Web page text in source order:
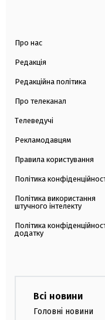
Про нас
Редакція
Редакційна політика
Про телеканал
Телеведучі
Рекламодавцям
Правила користування
Політика
Політика використання
штучного інтелекту
Політика
додатку
Всі новини
Головні новини